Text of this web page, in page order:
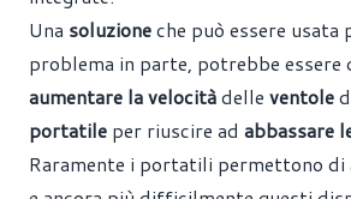
Una soluzioneche può essere usata
problema in parte, potrebbe essere
aumentare la velocitàdelle ventole
portatile per riuscire ad abbassare
Raramente i portatili permettono di